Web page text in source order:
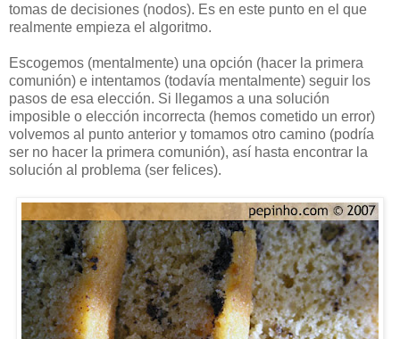
tomas de decisiones (nodos). Es en este punto en el que
realmente empieza el algoritmo.
Escogemos (mentalmente) una opción (hacer la primera
comunión) e intentamos (todavía mentalmente) seguir los
pasos de esa elección. Si llegamos a una solución
imposible o elección incorrecta (hemos cometido un error)
volvemos al punto anterior y tomamos otro camino (podría
ser no hacer la primera comunión), así hasta encontrar la
solución al problema (ser felices).